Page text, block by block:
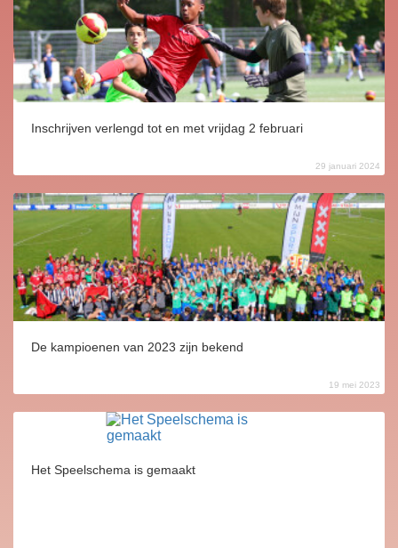
Inschrijven verlengd tot en met vrijdag 2 februari
29 januari 2024
De kampioenen van 2023 zijn bekend
19 mei 2023
Het Speelschema is gemaakt